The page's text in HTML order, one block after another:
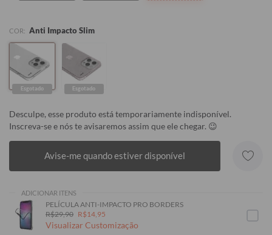
COR: Anti Impacto Slim
Esgotado Esgotado
Desculpe, esse produto está temporariamente indisponível.
Inscreva-se e nós te avisaremos assim que ele chegar. 😉
Avise-me quando estiver disponível
ADICIONAR ITENS
PELÍCULA ANTI-IMPACTO PRO BORDERS
R$29,90 R$14,95
Visualizar Customização